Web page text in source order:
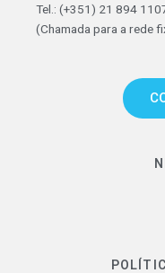
Tel.: (+351) 21 894
(Chamada para a rede